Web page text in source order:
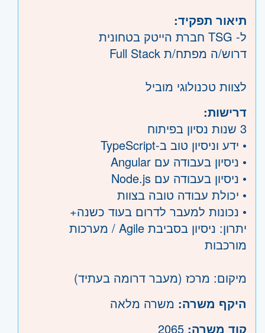
תיאור תפקיד:
ל- TSG חברת הייטק בטחונית
דרוש/ה מפתח/ת Full Stack
לצוות טכנולוגי מוביל
דרישות:
3 שנות נסיון בפיתוח
• ידע וניסיון טוב ב-TypeScript
• ניסיון בעבודה עם Angular
• ניסיון בעבודה עם Node.js
• יכולת עבודה טובה בצוות
• נכונות למעבר לדרום בעוד כשנה+
יתרון: ניסיון בסביבת Agile / מערכות
מורכבות
מיקום: מרכז (מעבר דרומה בעתיד)
היקף משרה: משרה מלאה
קוד משרה: